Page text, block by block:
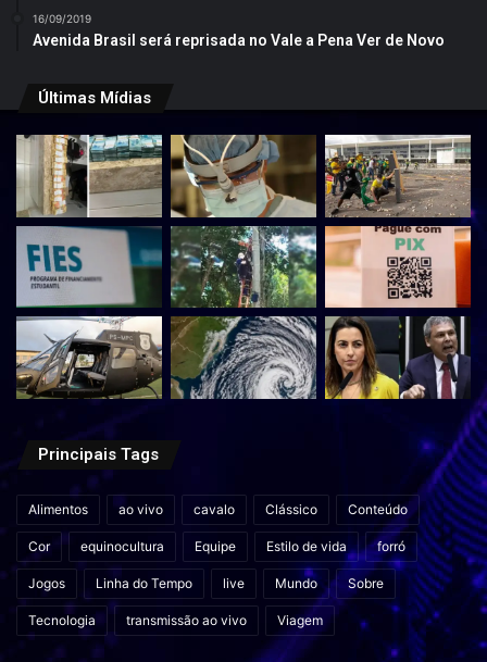
16/09/2019
Avenida Brasil será reprisada no Vale a Pena Ver de Novo
Últimas Mídias
Principais Tags
Alimentos ao vivo cavalo Clássico Conteúdo
Cor equinocultura Equipe Estilo de vida forró
Jogos Linha do Tempo live Mundo Sobre
Tecnologia transmissão ao vivo Viagem